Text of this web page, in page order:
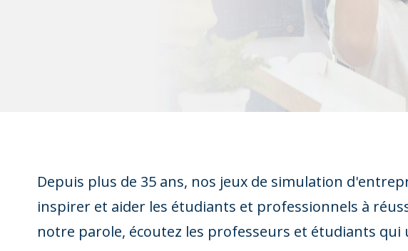
Depuis plus de 35 ans, nos jeux de simulation
inspirer et aider les étudiants et professionnels à
notre parole, écoutez les professeurs et étudiants